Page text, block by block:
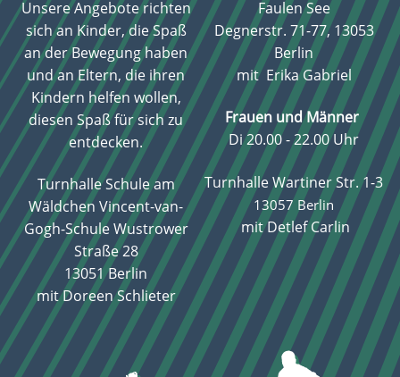
Unsere Angebote richten
sich an Kinder, die Spaß
an der Bewegung haben
und an Eltern, die ihren
Kindern helfen wollen,
diesen Spaß für sich zu
entdecken.
Turnhalle Schule am
Wäldchen Vincent-van-
Gogh-Schule Wustrower
Straße 28
13051 Berlin
mit Doreen Schlieter
Faulen See
Degnerstr. 71-77, 13053
Berlin
mit Erika Gabriel
Frauen und Männer
Di 20.00 - 22.00 Uhr
Turnhalle Wartiner Str. 1-3
13057 Berlin
mit Detlef Carlin